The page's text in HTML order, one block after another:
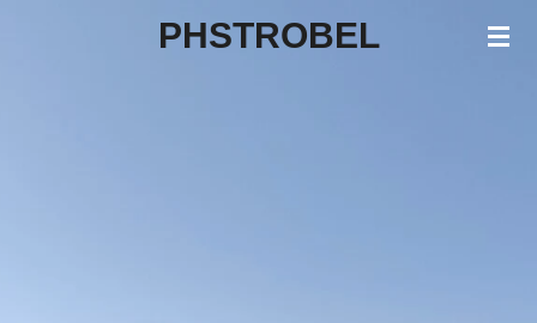
PHSTROBEL